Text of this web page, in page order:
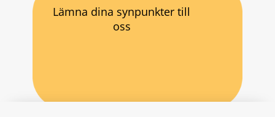
Lämna dina synpunkter till
oss